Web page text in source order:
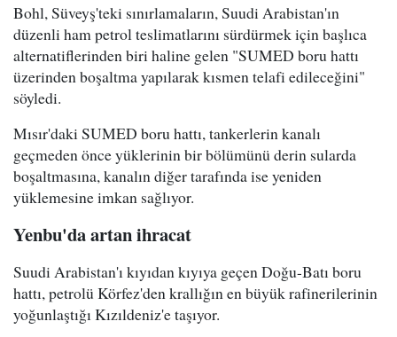
Bohl, Süveyş'teki sınırlamaların, Suudi Arabistan'ın
düzenli ham petrol teslimatlarını sürdürmek için başlıca
alternatiflerinden biri haline gelen "SUMED boru hattı
üzerinden boşaltma yapılarak kısmen telafi edileceğini"
söyledi.
Mısır'daki SUMED boru hattı, tankerlerin kanalı
geçmeden önce yüklerinin bir bölümünü derin sularda
boşaltmasına, kanalın diğer tarafında ise yeniden
yüklemesine imkan sağlıyor.
Yenbu'da artan ihracat
Suudi Arabistan'ı kıyıdan kıyıya geçen Doğu-Batı boru
hattı, petrolü Körfez'den krallığın en büyük rafinerilerinin
yoğunlaştığı Kızıldeniz'e taşıyor.